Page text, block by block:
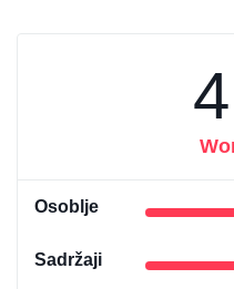
Osoblje
Sadržaji